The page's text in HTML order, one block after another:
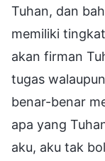
Tuhan, dan
memiliki
akan firman
tugas
benar-benar
apa yang
aku, aku tak